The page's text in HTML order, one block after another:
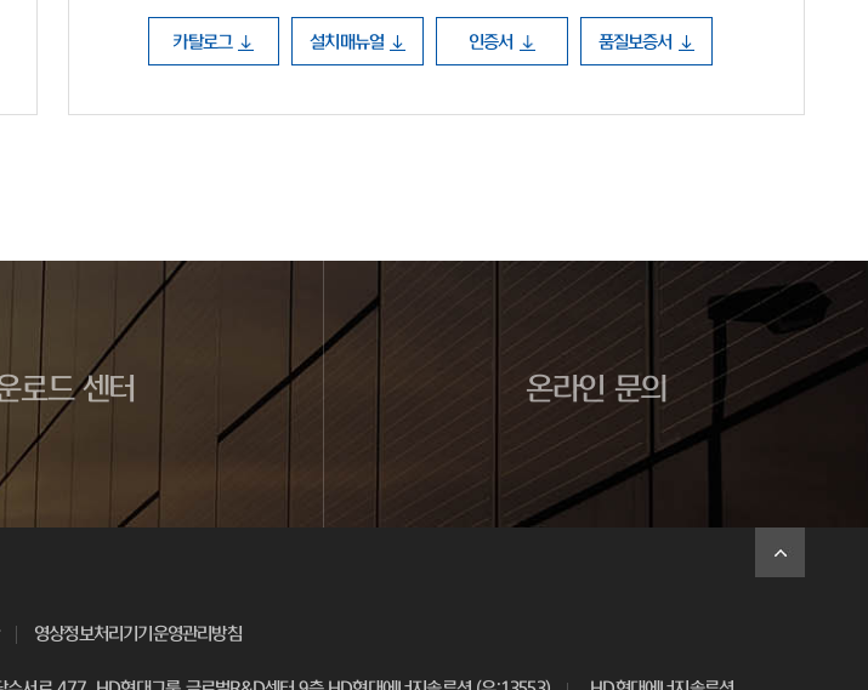
카탈로그 설치매뉴얼 인증서 품질보증서
로드 센터 온라인 문의
영상정보처리기기운영관리방침